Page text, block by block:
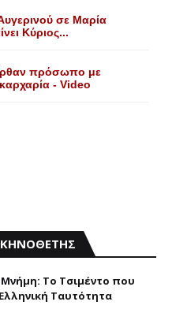
σε Mαρία
Kύριος...
πρόσωπο με
- Video
Το Τσιμέντο που
Ταυτότητα